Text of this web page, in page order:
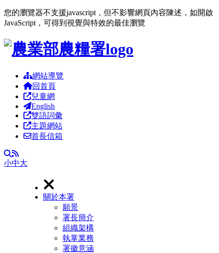
您的瀏覽器不支援javascript，但不影響網頁內容陳述，如開啟
JavaScript，可得到視覺與特效的最佳瀏覽
跳到主要內容區塊
網站導覽
回首頁
兒童網
English
雙語詞彙
主題網站
首長信箱
全文檢索
RSS
小中大
關於本署
願景
署長簡介
組織架構
執掌業務
署徽意涵